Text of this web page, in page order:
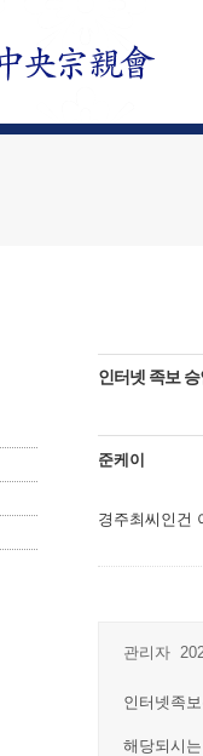
인터넷 족보
준케이
경주최씨인건
관리자
인터넷족
해당되시